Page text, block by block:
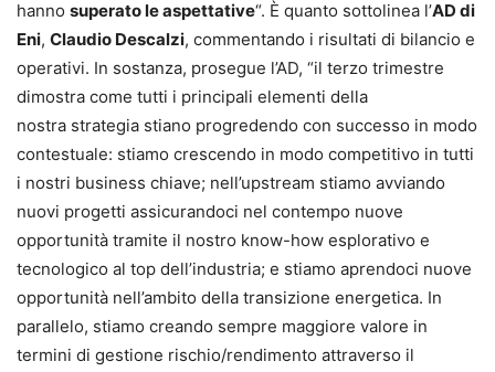
hanno superato le aspettative“. È quanto sottolinea l’AD di
Eni, Claudio Descalzi, commentando i risultati di bilancio e
operativi. In sostanza, prosegue l’AD, “il terzo trimestre
dimostra come tutti i principali elementi della
nostra strategia stiano progredendo con successo in modo
contestuale: stiamo crescendo in modo competitivo in tutti
i nostri business chiave; nell’upstream stiamo avviando
nuovi progetti assicurandoci nel contempo nuove
opportunità tramite il nostro know-how esplorativo e
tecnologico al top dell’industria; e stiamo aprendoci nuove
opportunità nell’ambito della transizione energetica. In
parallelo, stiamo creando sempre maggiore valore in
termini di gestione rischio/rendimento attraverso il